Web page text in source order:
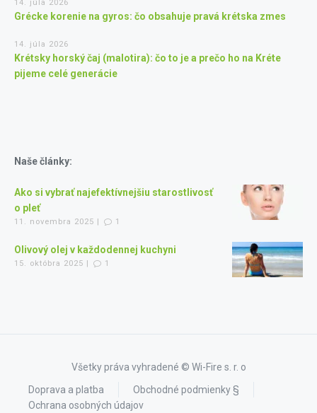
14. júla 2026
Grécke korenie na gyros: čo obsahuje pravá krétska zmes
14. júla 2026
Krétsky horský čaj (malotira): čo to je a prečo ho na Kréte
pijeme celé generácie
Naše články:
Ako si vybrať najefektívnejšiu starostlivosť
o pleť
11. novembra 2025 | 1
Olivový olej v každodennej kuchyni
15. októbra 2025 | 1
Všetky práva vyhradené © Wi-Fire s. r. o
Doprava a platba
Obchodné podmienky §
Ochrana osobných údajov